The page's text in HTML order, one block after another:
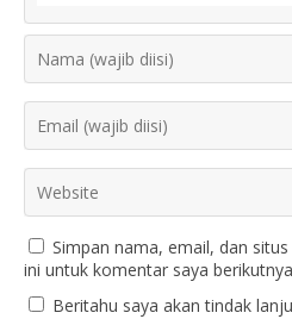
Simpan nama, email, dan
ini untuk komentar saya
Beritahu saya akan tindak